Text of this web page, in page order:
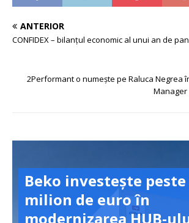
ANTERIOR
CONFIDEX – bilanțul economic al unui an de
2Performant o numește pe Raluca Negrea
Manager
Beko investește
milion de euro în
modernizarea HUB-